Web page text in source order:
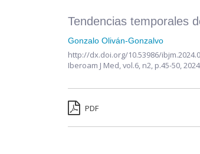
Tendencias temporales
Gonzalo Oliván-Gonzalvo
http://dx.doi.org/10.53986/
Iberoam J Med,vol.6, n2, p.45-50, 2024
PDF